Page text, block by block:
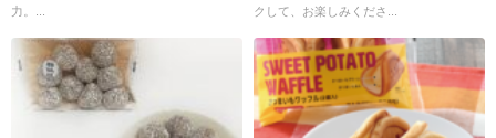
力。...
クして、お楽しみくださ...